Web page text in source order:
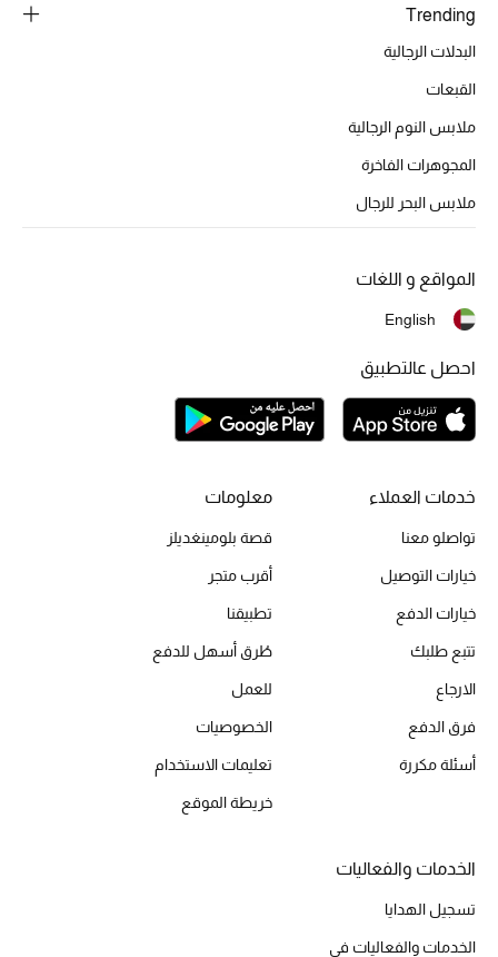
حقائب الأطفال
أبرز الحقائب
الموسم الجديد
تشكيلة الأحذية
الأحذية الرجالية
أحذية للأطفال
أحذية مختارة
خصومات
جميع مستحضرات الجمال
Trending
البدلات الرجالية
القبعات
ملابس النوم الرجالية
المجوهرات الفاخرة
ملابس البحر للرجال
خدمات العملاء
تواصلو معنا
خيارات التوصيل
خيارات الدفع
تتبع طلبك
الارجاع
فرق الدفع
أسئلة مكررة
معلومات
قصة بلومينغديلز
أقرب متجر
تطبيقنا
طُرق أسهل للدفع
للعمل
الخصوصيات
تعليمات الاستخدام
خريطة الموقع
الخدمات والفعاليات
تسجيل الهدايا
الخدمات والفعاليات في
المواقع و اللغات
English
احصل عالتطبيق